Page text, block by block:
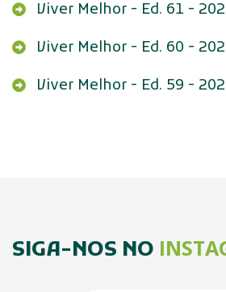
Viver Melhor - Ed. 61 -
Viver Melhor - Ed. 60 -
Viver Melhor - Ed. 59 -
SIGA-NOS NO